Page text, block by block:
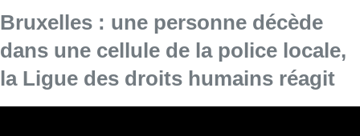
Bruxelles : une personne décède
dans une cellule de la police locale,
la Ligue des droits humains réagit